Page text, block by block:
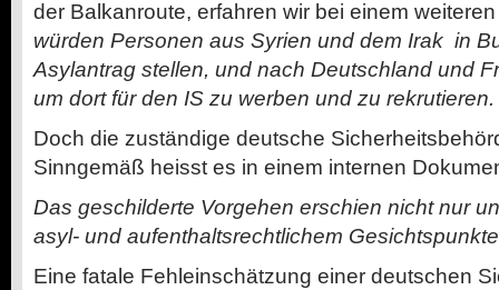
der Balkanroute, erfahren wir bei einem
würden Personen aus Syrien und dem Irak in
Asylantrag stellen, und nach Deutschland und
um dort für den IS zu werben und zu rekrutieren.
Doch die zuständige deutsche
Sinngemäß heisst es in einem internen
Das geschilderte Vorgehen erschien nicht nur
asyl- und aufenthaltsrechtlichem
Eine fatale Fehleinschätzung einer deutschen